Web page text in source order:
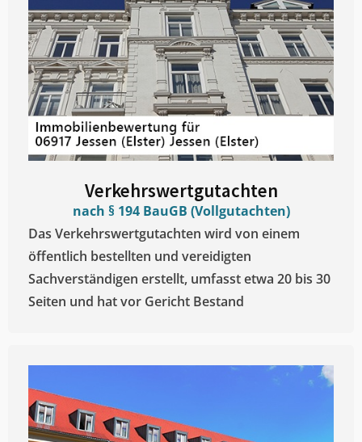
Verkehrswertgutachten
nach § 194 BauGB (Vollgutachten)
Das Verkehrswertgutachten wird von einem
öffentlich bestellten und vereidigten
Sachverständigen erstellt, umfasst etwa 20 bis 30
Seiten und hat vor Gericht Bestand